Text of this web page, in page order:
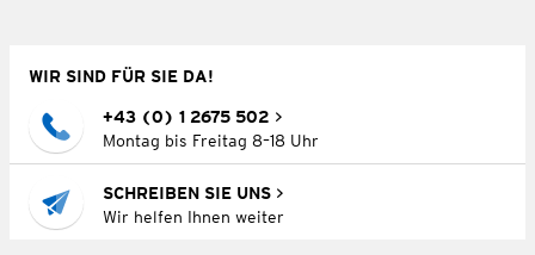
WIR SIND FÜR SIE DA!
+43 (0) 1 2675 502
Montag bis Freitag 8–18 Uhr
SCHREIBEN SIE UNS
Wir helfen Ihnen weiter